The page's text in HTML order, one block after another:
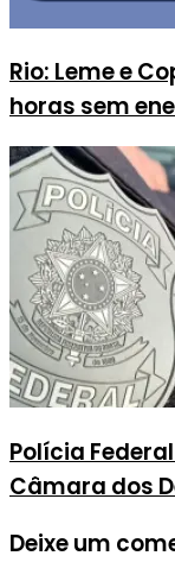
Rio: Leme e
horas sem
Polícia
Câmara dos
Deixe um